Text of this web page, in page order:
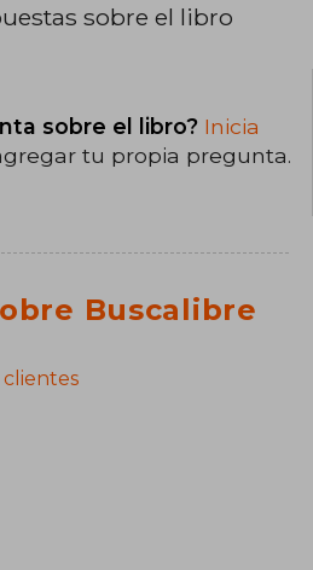
sobre el libro
sobre el libro? Inicia
tu propia pregunta.
Buscalibre
clientes